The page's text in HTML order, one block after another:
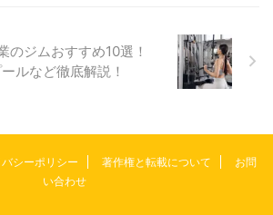
のジムおすすめ10選！
ルなど徹底解説！
シーポリシー 著作権と転載について
お問
い合わせ